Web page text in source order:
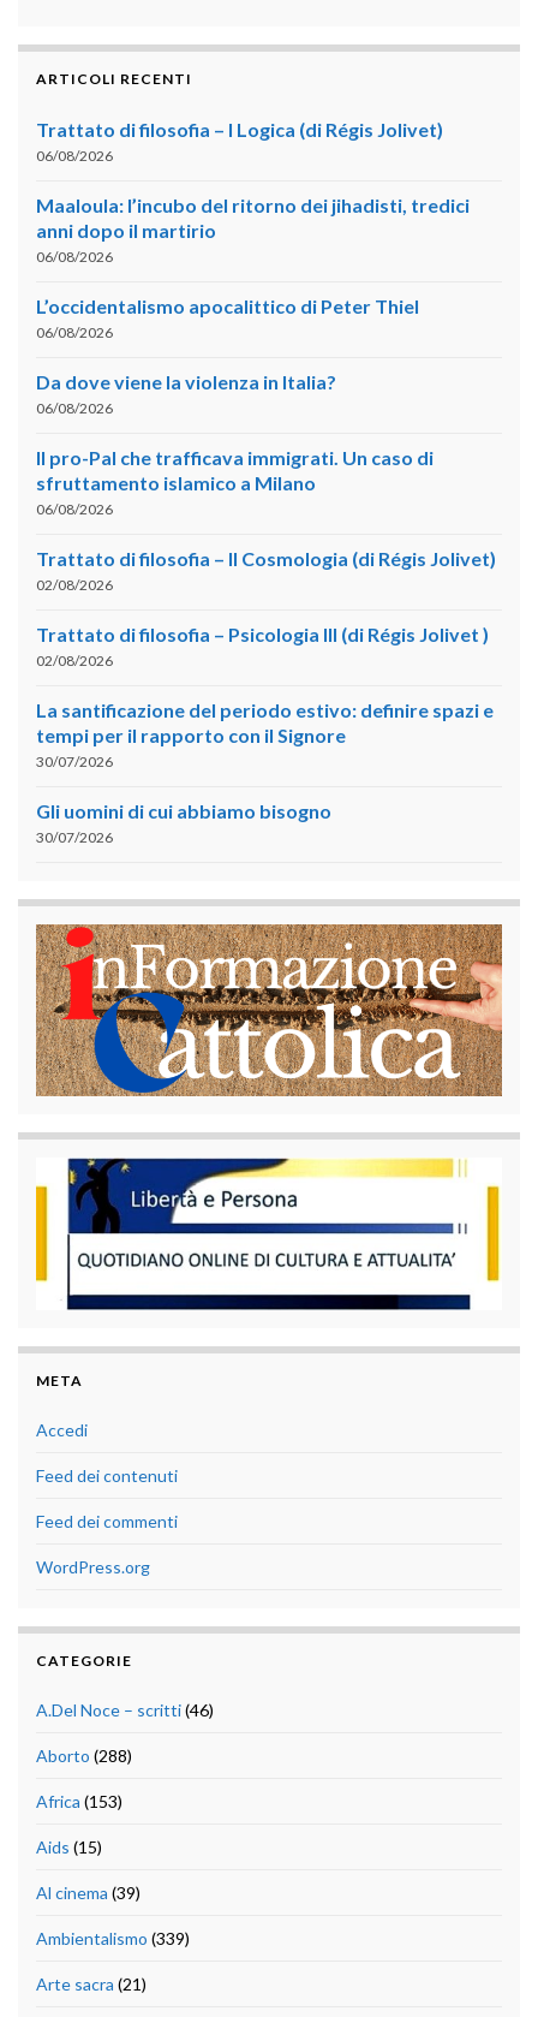
ARTICOLI RECENTI
Trattato di filosofia – I Logica (di Régis Jolivet)
06/08/2026
Maaloula: l’incubo del ritorno dei jihadisti, tredici
anni dopo il martirio
06/08/2026
L’occidentalismo apocalittico di Peter Thiel
06/08/2026
Da dove viene la violenza in Italia?
06/08/2026
Il pro-Pal che trafficava immigrati. Un caso di
sfruttamento islamico a Milano
06/08/2026
Trattato di filosofia – II Cosmologia (di Régis Jolivet)
02/08/2026
Trattato di filosofia – Psicologia III (di Régis Jolivet )
02/08/2026
La santificazione del periodo estivo: definire spazi e
tempi per il rapporto con il Signore
30/07/2026
Gli uomini di cui abbiamo bisogno
30/07/2026
META
Accedi
Feed dei contenuti
Feed dei commenti
WordPress.org
CATEGORIE
A.Del Noce – scritti(46)
Aborto (288)
Africa (153)
Aids (15)
Al cinema (39)
Ambientalismo (339)
Arte sacra (21)